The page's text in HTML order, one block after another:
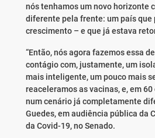
nós tenhamos um novo horizonte
diferente pela frente: um país que
crescimento – e que já estava
“Então, nós agora fazemos essa
contágio com, justamente, um
mais inteligente, um pouco mais
reaceleramos as vacinas, e, em
num cenário já completamente
Guedes, em audiência pública da
da Covid-19, no Senado.